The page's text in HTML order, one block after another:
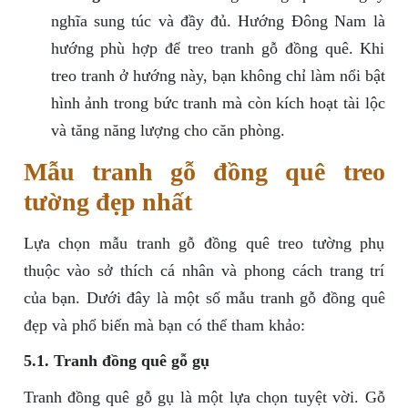
nghĩa sung túc và đầy đủ. Hướng Đông Nam là
hướng phù hợp để treo tranh gỗ đồng quê. Khi
treo tranh ở hướng này, bạn không chỉ làm nổi bật
hình ảnh trong bức tranh mà còn kích hoạt tài lộc
và tăng năng lượng cho căn phòng.
Mẫu tranh gỗ đồng quê treo
tường đẹp nhất
Lựa chọn mẫu tranh gỗ đồng quê treo tường phụ
thuộc vào sở thích cá nhân và phong cách trang trí
của bạn. Dưới đây là một số mẫu tranh gỗ đồng quê
đẹp và phổ biến mà bạn có thể tham khảo:
5.1. Tranh đồng quê gỗ gụ
Tranh đồng quê gỗ gụ là một lựa chọn tuyệt vời. Gỗ